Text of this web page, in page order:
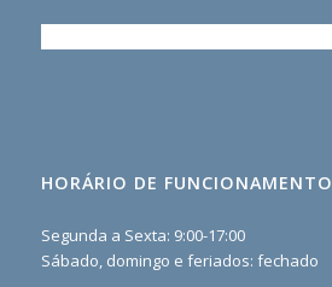
HORÁRIO DE FUNCIONAMENTO
Segunda a Sexta: 9:00-17:00
Sábado, domingo e feriados: fechado